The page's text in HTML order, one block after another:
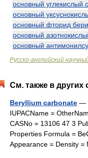
основный углекислый
основный
основный фторид
основный
основный
Русско-английский
См. также в других
Beryllium carbonate —
IUPACName =
CASNo = 13106 47 3
Properties Formula =
Appearance = Density